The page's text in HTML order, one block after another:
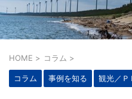
HOME > コラム >
コラム 事例を知る 観光／Ｐ